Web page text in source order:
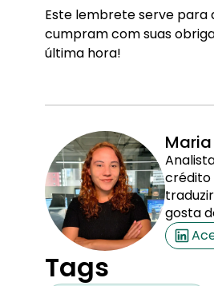
Este lembrete serve para
cumpram com suas
última hora!
crédito
gosta
Tags